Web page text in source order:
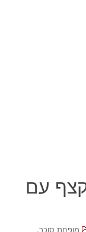
קצף עם
מופחת סוכר,